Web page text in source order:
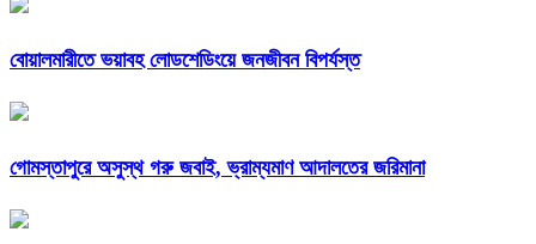
বোয়ালমারীতে ভয়াবহ লোডশেডিংয়ে জনজীবন বিপর্যস্ত
গোমস্তাপুরে অসুস্থ গরু জবাই, ভ্রাম্যমাণ আদালতের জরিমানা